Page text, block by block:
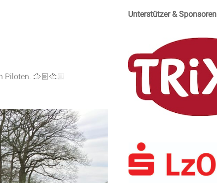
Piloten. 🫱🏻‍🫲🏼
Unterstützer & Sponsoren